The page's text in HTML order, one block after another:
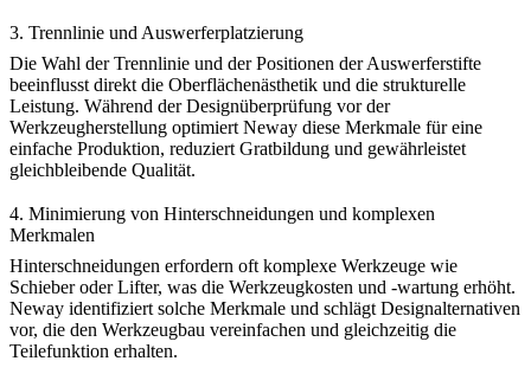
3. Trennlinie und Auswerferplatzierung
Die Wahl der Trennlinie und der Positionen der Auswerferstifte
beeinflusst direkt die Oberflächenästhetik und die strukturelle
Leistung. Während der Designüberprüfung vor der
Werkzeugherstellung optimiert Neway diese Merkmale für eine
einfache Produktion, reduziert Gratbildung und gewährleistet
gleichbleibende Qualität.
4. Minimierung von Hinterschneidungen und komplexen
Merkmalen
Hinterschneidungen erfordern oft komplexe Werkzeuge wie
Schieber oder Lifter, was die Werkzeugkosten und -wartung erhöht.
Neway identifiziert solche Merkmale und schlägt Designalternativen
vor, die den Werkzeugbau vereinfachen und gleichzeitig die
Teilefunktion erhalten.